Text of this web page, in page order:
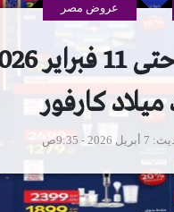
كارفور
عروض مصر
7 أبريل 2026 - 9:35ص